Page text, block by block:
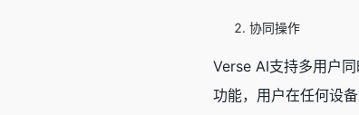
协同操作
Verse AI支持多用户
功能，用户在任何设